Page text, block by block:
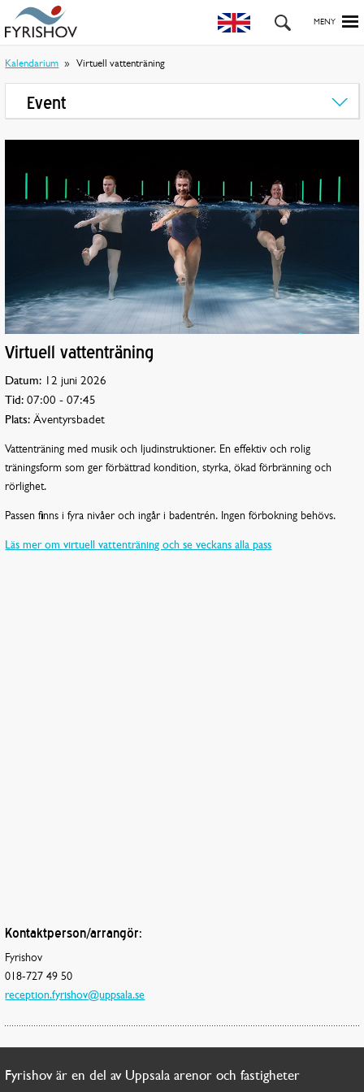
Kalendarium Virtuell vattenträning
Event
Virtuell vattenträning
Datum: 12 juni 2026
Tid: 07:00 - 07:45
Plats: Äventyrsbadet
Vattenträning med musik och ljudinstruktioner. En effektiv och rolig
träningsform som ger förbättrad kondition, styrka, ökad förbränning och
rörlighet.
Passen finns i fyra nivåer och ingår i badentrén. Ingen förbokning behövs.
Läs mer om virtuell vattenträning och se veckans alla pass
Kontaktperson/arrangör:
Fyrishov
018-727 49 50
reception.fyrishov@uppsala.se
Fyrishov är en del av Uppsala arenor och fastigheter